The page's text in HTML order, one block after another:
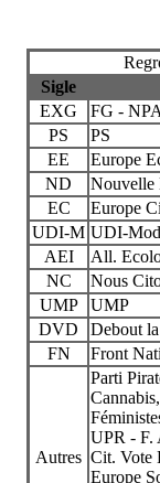
Sigle
EXG
FG -
PS
PS
EE
Europe
ND
Nouvelle
EC
Europe
UDI-M UDI-
AEI
All.
NC
Nous
UMP
UMP
DVD
Debout
FN
Front
Autres
Parti
Cannabis,
UPR - F.
Cit. Vote
Europe